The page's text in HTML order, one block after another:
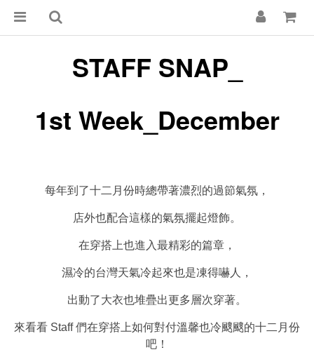
STAFF SNAP_
1st Week_December
每年到了十二月份時總帶著濃烈的過節氣氛，
店外也配合這樣的氣氛擺起燈飾。
在穿搭上也進入最精彩的篇章，
濕冷的台灣天氣冷起來也是凍得嚇人，
出動了大衣也堆疊出更多層次穿著。
來看看 Staff們在穿搭上如何對付溫馨也冷颼颼的十二月份
吧！